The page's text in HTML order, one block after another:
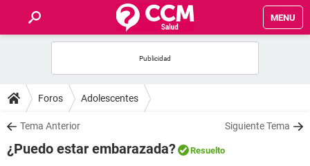
MENU
FOROS
SALUD
FAMILIA
Foros Adolescentes
Tema Anterior Siguiente Tema
¿Puedo estar embarazada? Resuelto